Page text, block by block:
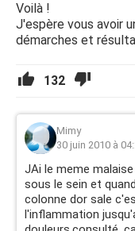
Voilà !
J'espère vous avoir
démarches et
132
Mimy
30 juin 2010 à
JAi le meme
sous le sein et
colonne dor sale
l'inflammation